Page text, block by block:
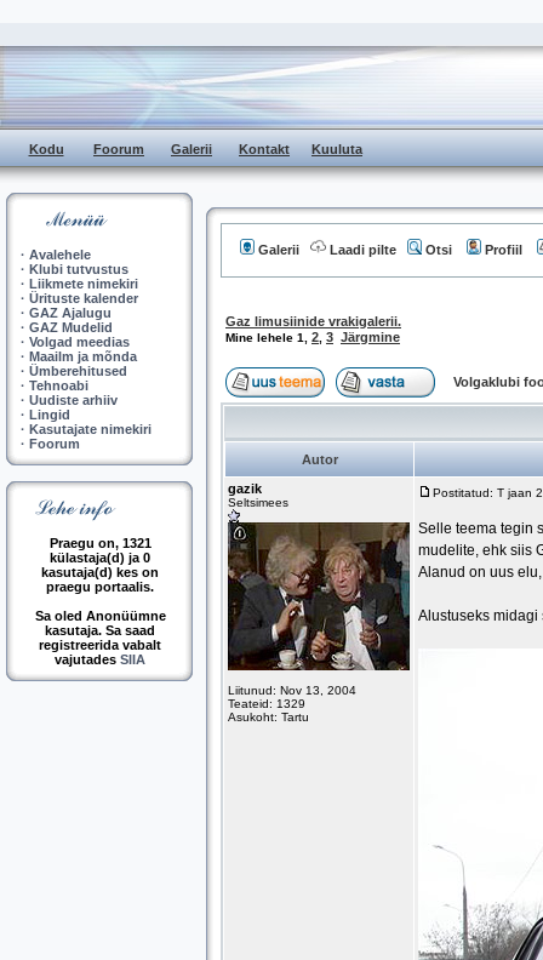
Kodu Foorum Galerii Kontakt Kuuluta
· Avalehele
· Klubi tutvustus
· Liikmete nimekiri
· Ürituste kalender
· GAZ Ajalugu
· GAZ Mudelid
· Volgad meedias
· Maailm ja mõnda
· Ümberehitused
· Tehnoabi
· Uudiste arhiiv
· Lingid
· Kasutajate nimekiri
· Foorum
Praegu on, 1321
külastaja(d) ja 0
kasutaja(d) kes on
praegu portaalis.
Sa oled Anonüümne
kasutaja. Sa saad
registreerida vabalt
vajutades SIIA
Galerii Laadi pilte Otsi Profiil
Gaz limusiinide vrakigalerii.
Mine lehele 1 2 3 Järgmine
Volgaklubi
Autor
gazik
Seltsimees
Liitunud: Nov 13, 2004
Teateid: 1329
Asukoht: Tartu
Postitatud: T jaan
Selle teema tegin
mudelite, ehk siis
Alanud on uus
Alustuseks midagi